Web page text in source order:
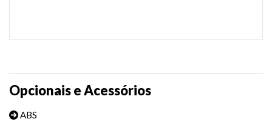
Opcionais e Acessórios
ABS